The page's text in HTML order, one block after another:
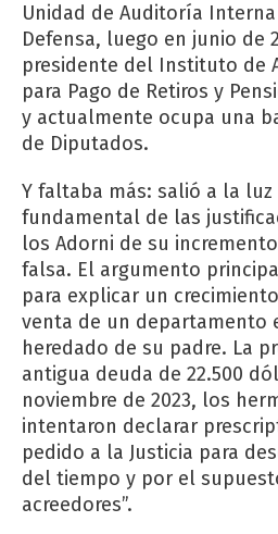
Unidad de Auditoría
Defensa, luego en junio de
presidente del Instituto de
para Pago de Retiros y
y actualmente ocupa una
de Diputados.
Y faltaba más: salió a la
fundamental de las
los Adorni de su
falsa. El argumento
para explicar un
venta de un departamento
heredado de su padre. La
antigua deuda de 22.500
noviembre de 2023, los
intentaron declarar
pedido a la Justicia para
del tiempo y por el
acreedores”.